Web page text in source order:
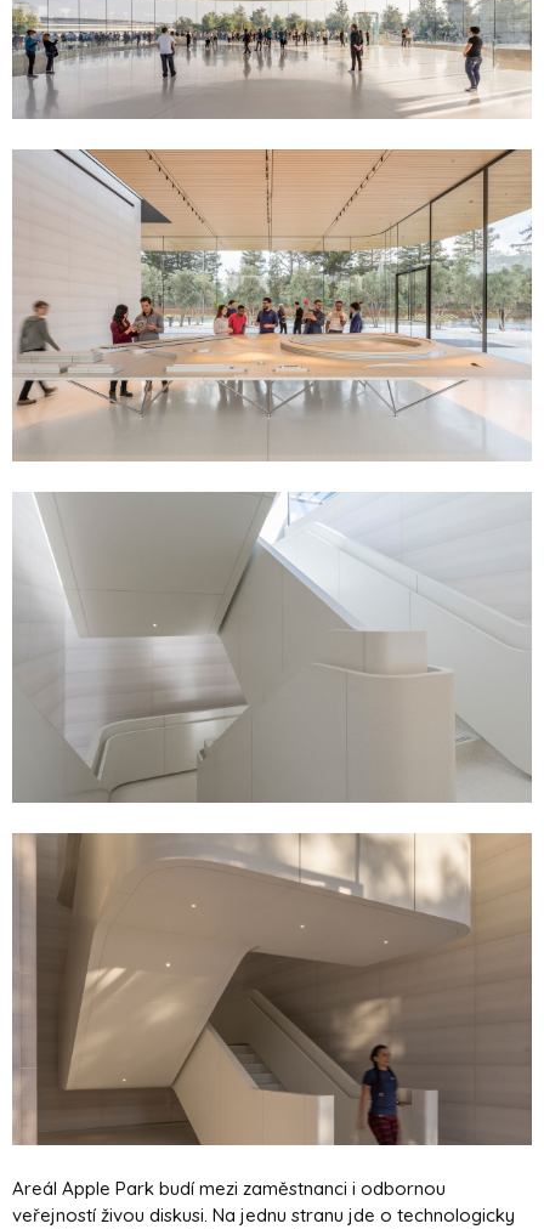
Areál Apple Park budí mezi zaměstnanci i odbornou
veřejností živou diskusi. Na jednu stranu jde o technologicky